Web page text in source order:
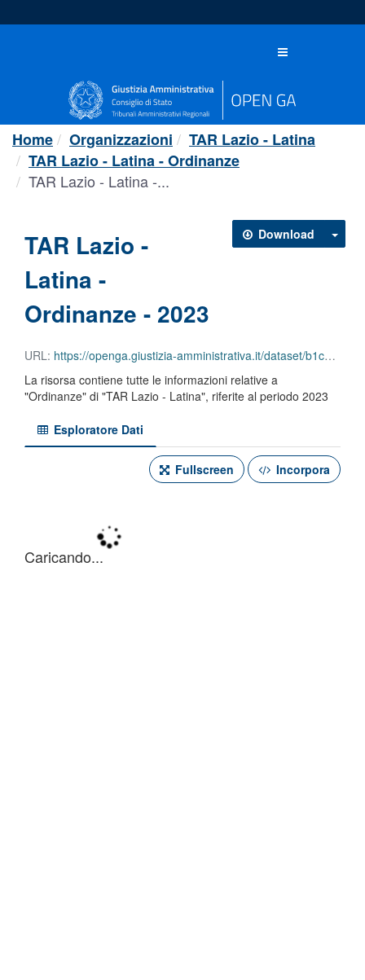
al
Toggle
Home Organizzazioni
TAR Lazio - Latina
TAR Lazio - Latina - Ordinanze
TAR Lazio - Latina -...
Download
TAR Lazio -
Latina -
Ordinanze - 2023
URL: https://openga.giustizia-amministrativa.it/dataset/b1c81529-7230-47b1-9989-16133a7e8b77/resource/d80fd653-5de2-4f02-bb9f-a6c887890b61/download/tar-lazio-latina-ordinanze-2023.json
La risorsa contiene tutte le informazioni relative a
"Ordinanze" di "TAR Lazio - Latina", riferite al periodo 2023
Esploratore Dati
Fullscreen Incorpora